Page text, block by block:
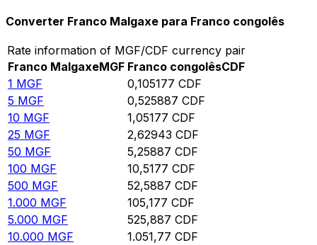
Converter Franco Malgaxe para Franco congolês
Rate information of MGF/CDF currency pair
Franco MalgaxeMGF Franco congolêsCDF
1 MGF 0,105177 CDF
5 MGF 0,525887 CDF
10 MGF 1,05177 CDF
25 MGF 2,62943 CDF
50 MGF 5,25887 CDF
100 MGF 10,5177 CDF
500 MGF 52,5887 CDF
1.000 MGF 105,177 CDF
5.000 MGF 525,887 CDF
10.000 MGF 1.051,77 CDF